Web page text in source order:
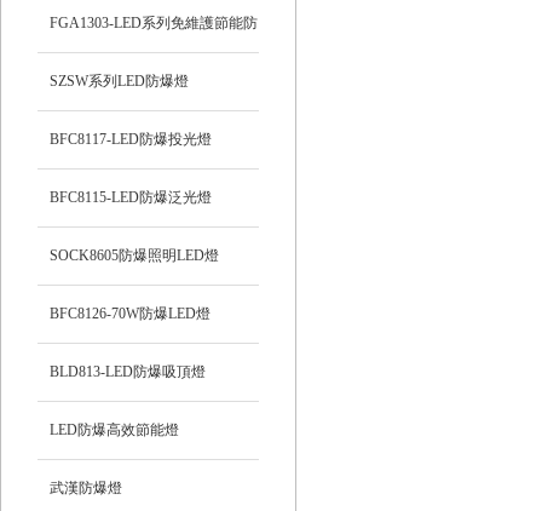
爆燈
FGA1303-LED系列免維護節能防
爆燈
SZSW系列LED防爆燈
BFC8117-LED防爆投光燈
BFC8115-LED防爆泛光燈
SOCK8605防爆照明LED燈
BFC8126-70W防爆LED燈
BLD813-LED防爆吸頂燈
LED防爆高效節能燈
武漢防爆燈